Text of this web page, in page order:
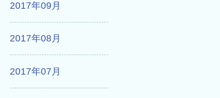
2017年09月
2017年08月
2017年07月